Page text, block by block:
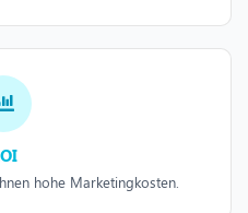
hohe Marketingkosten.